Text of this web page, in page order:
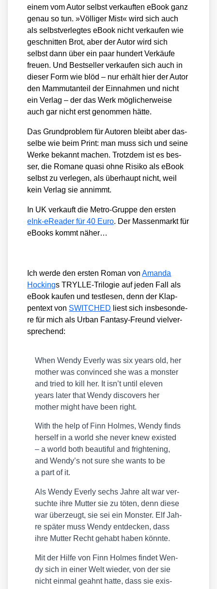
einem vom Autor selbst ver­kauf­ten eBook ganz
genau so tun. »Völ­li­ger Mist« wird sich auch
als selbst­ver­leg­tes eBook nicht ver­kau­fen wie
geschnit­ten Brot, aber der Autor wird sich
selbst dann über ein paar hun­dert Ver­käu­fe
freu­en. Und Best­sel­ler ver­kau­fen sich auch in
die­ser Form wie blöd – nur erhält hier der Autor
den Mam­mut­an­teil der Ein­nah­men und nicht
ein Ver­lag – der das Werk mög­li­cher­wei­se
auch gar nicht erst genom­men hät­te.
Das Grund­pro­blem für Autoren bleibt aber das­
sel­be wie beim Print: man muss sich und sei­ne
Wer­ke bekannt machen. Trotz­dem ist es bes­
ser, die Roma­ne qua­si ohne Risi­ko als eBook
selbst zu ver­le­gen, als über­haupt nicht, weil
kein Ver­lag sie annimmt.
In UK ver­kauft die Metro-Grup­pe den ers­ten
eInk-eRea­der für 40 Euro. Der Mas­sen­markt für
eBooks kommt näher…
Ich wer­de den ers­ten Roman vonAman­da
Hockings TRYL­LE-Tri­lo­gie auf jeden Fall als
eBook kau­fen und test­le­sen, denn der Klap­
pen­text von SWITCHED liest sich ins­be­son­de­
re für mich als Urban Fan­ta­sy-Freund viel­ver­
spre­chend:
When Wen­dy Ever­ly was six years old, her
mother was con­vin­ced she was a mons­ter
and tried to kill her. It isn’t until ele­ven
years later that Wen­dy dis­co­vers her
mother might have been right.
With the help of Finn Hol­mes, Wen­dy finds
hers­elf in a world she never knew exis­ted
– a world both beau­tiful and frigh­tening,
and Wendy’s not sure she wants to be
a part of it.
Als Wen­dy Ever­ly sechs Jah­re alt war ver­
such­te ihre Mut­ter sie zu töten, denn die­se
war über­zeugt, sie sei ein Mons­ter. Elf Jah­
re spä­ter muss Wen­dy ent­de­cken, dass
ihre Mut­ter Recht gehabt haben könn­te.
Mit der Hil­fe von Finn Hol­mes fin­det Wen­
dy sich in einer Welt wie­der, von der sie
nicht ein­mal geahnt hat­te, dass sie exis­